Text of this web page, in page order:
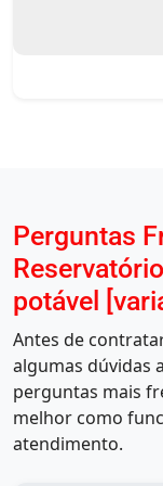
Perguntas
potável
Antes de
algumas dúvidas
perguntas mais
melhor como
atendimento.